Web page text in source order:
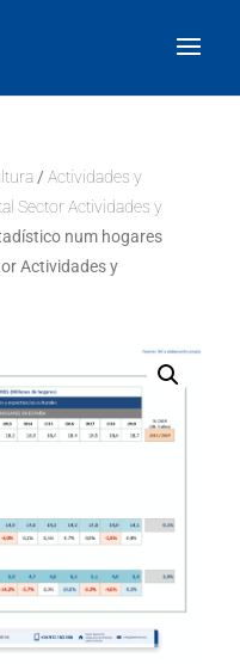
/ Actividades y
Sector Actividades y
num hogares
Actividades y